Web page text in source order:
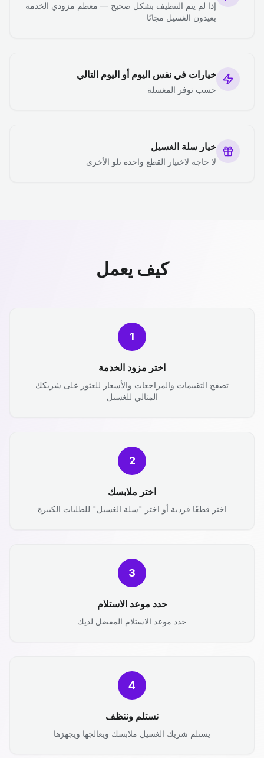
إذا لم يتم التنظيف بشكل صحيح — معظم مزودي الخدمة
يعيدون الغسيل مجانًا
خيارات في نفس اليوم أو اليوم التالي
حسب توفر المغسلة
خيار سلة الغسيل
لا حاجة لاختيار القطع واحدة تلو الأخرى
كيف يعمل
1
اختر مزود الخدمة
تصفح التقييمات والمراجعات والأسعار للعثور على شريكك
المثالي للغسيل
2
اختر ملابسك
اختر قطعًا فردية أو اختر "سلة الغسيل" للطلبات الكبيرة
3
حدد موعد الاستلام
حدد موعد الاستلام المفضل لديك
4
نستلم وننظف
يستلم شريك الغسيل ملابسك ويعالجها ويجهزها